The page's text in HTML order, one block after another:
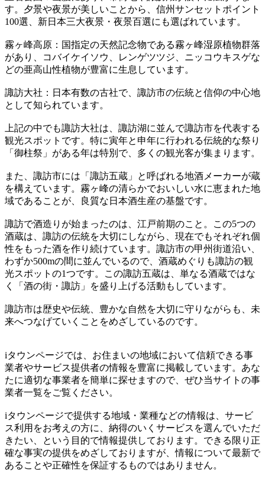
す。夕景や夜景が美しいことから、信州サンセットポイント
100選、新日本三大夜景・夜景百選にも選ばれています。
霧ヶ峰高原：国指定の天然記念物である霧ヶ峰湿原植物群落
があり、コバイケイソウ、レンゲツツジ、ニッコウキスゲな
どの亜高山性植物が豊富に生息しています。
諏訪大社：日本有数の古社で、諏訪市の伝統と信仰の中心地
として知られています。
上記の中でも諏訪大社は、諏訪湖に並んで諏訪市を代表する
観光スポットです。特に寅年と申年に行われる伝統的な祭り
「御柱祭」がある年は特別で、多くの観光客が集まります。
また、諏訪市には「諏訪五蔵」と呼ばれる地酒メーカーが蔵
を構えています。霧ヶ峰の清らかでおいしい水に恵まれた地
域であることが、良質な日本酒生産の基盤です。
諏訪で酒造りが始まったのは、江戸前期のこと。この5つの
酒蔵は、諏訪の伝統を大切にしながら、現在でもそれぞれ個
性をもった酒を作り続けています。諏訪市の甲州街道沿い、
わずか500mの間に並んでいるので、酒蔵めぐりも諏訪の観
光スポットの1つです。この諏訪五蔵は、単なる酒蔵ではな
く「酒の街・諏訪」を盛り上げる活動もしています。
諏訪市は歴史や伝統、豊かな自然を大切に守りながらも、未
来へつなげていくことをめざしているのです。
iタウンページでは、お住まいの地域において信頼できる事
業者やサービス提供者の情報を豊富に掲載しています。あな
たに適切な事業者を簡単に探せますので、ぜひ当サイトの事
業者一覧をご覧ください。
iタウンページで提供する地域・業種などの情報は、サービ
ス利用をお考えの方に、納得のいくサービスを選んでいただ
きたい、という目的で情報提供しております。できる限り正
確な事実の提供をめざしておりますが、情報について最新で
あることや正確性を保証するものではありません。